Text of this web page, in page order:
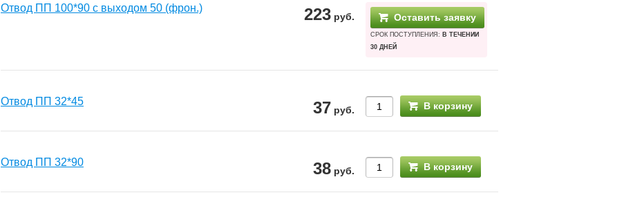
Отвод ПП 100*90 с выходом 50 (фрон.) 223 руб. Оставить заявку
СРОК ПОСТУПЛЕНИЯ: В ТЕЧЕНИИ
30 ДНЕЙ
Отвод ПП 32*45 37 руб. В корзину
Отвод ПП 32*90 38 руб. В корзину